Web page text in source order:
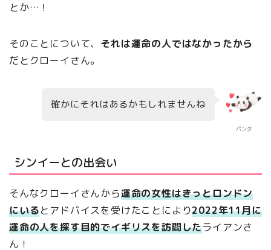
とか…！
そのことについて、 それは運命の人ではなかったから
だとクローイさん。
パンダ
確かにそれはあるかもしれませんね
シンイーとの出会い
そんなクローイさんから運命の女性はきっとロンドン
にいるとアドバイスを受けたことにより2022年11月に
運命の人を探す目的でイギリスを訪問したライアンさ
ん！